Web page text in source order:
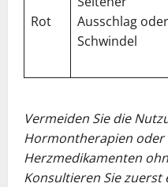
Rot
Ausschlag oder
Schwindel
Vermeiden Sie die
Hormontherapien
Herzmedikamenten
Konsultieren Sie zuerst